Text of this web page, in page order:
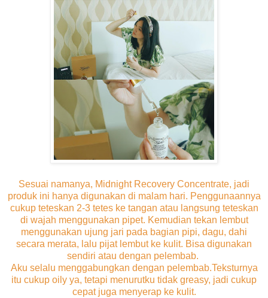
Sesuai namanya, Midnight Recovery Concentrate, jadi
produk ini hanya digunakan di malam hari. Penggunaannya
cukup teteskan 2-3 tetes ke tangan atau langsung teteskan
di wajah menggunakan pipet. Kemudian tekan lembut
menggunakan ujung jari pada bagian pipi, dagu, dahi
secara merata, lalu pijat lembut ke kulit. Bisa digunakan
sendiri atau dengan pelembab.
Aku selalu menggabungkan dengan pelembab.Teksturnya
itu cukup oily ya, tetapi menurutku tidak greasy, jadi cukup
cepat juga menyerap ke kulit.